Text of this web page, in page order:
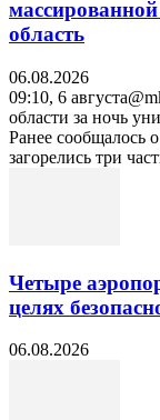
область
06.08.2026
09:10, 6
области за ночь
Ранее сообщалось
загорелись три
Четыре
целях
06.08.2026